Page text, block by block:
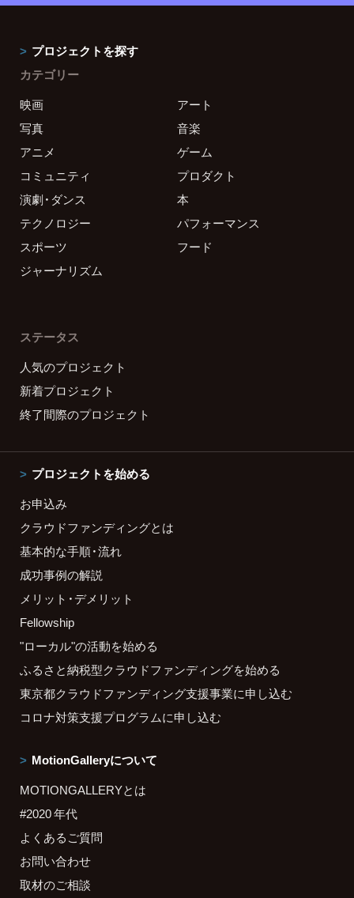
プロジェクトを探す
カテゴリー
映画
アート
写真
音楽
アニメ
ゲーム
コミュニティ
プロダクト
演劇・ダンス
本
テクノロジー
パフォーマンス
スポーツ
フード
ジャーナリズム
ステータス
人気のプロジェクト
新着プロジェクト
終了間際のプロジェクト
プロジェクトを始める
お申込み
クラウドファンディングとは
基本的な手順・流れ
成功事例の解説
メリット・デメリット
Fellowship
"ローカル"の活動を始める
ふるさと納税型クラウドファンディングを始める
東京都クラウドファンディング支援事業に申し込む
コロナ対策支援プログラムに申し込む
MotionGalleryについて
MOTIONGALLERYとは
#2020 年代
よくあるご質問
お問い合わせ
取材のご相談